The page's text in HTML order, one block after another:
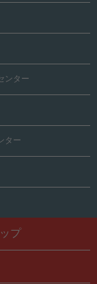
ンター
ター
プ